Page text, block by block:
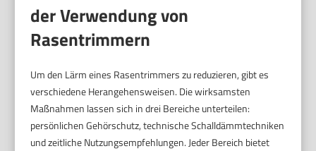
der Verwendung von
Rasentrimmern
Um den Lärm eines Rasentrimmers zu reduzieren, gibt es
verschiedene Herangehensweisen. Die wirksamsten
Maßnahmen lassen sich in drei Bereiche unterteilen:
persönlichen Gehörschutz, technische Schalldämmtechniken
und zeitliche Nutzungsempfehlungen. Jeder Bereich bietet